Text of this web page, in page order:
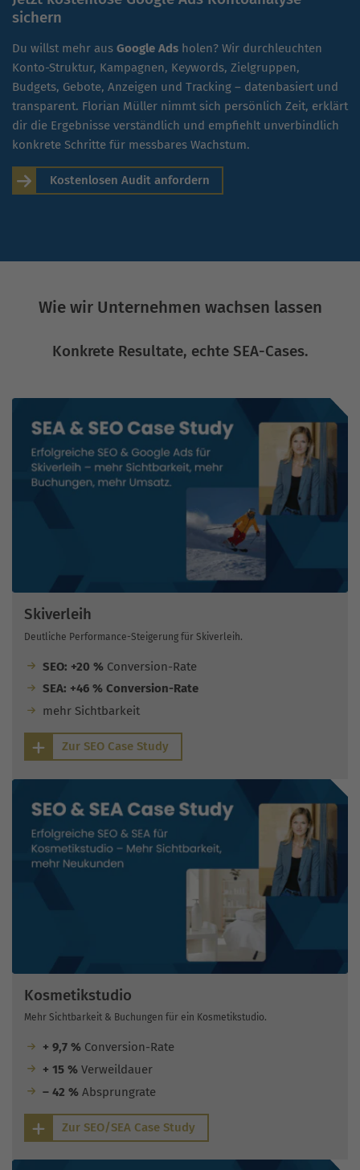
sichern
Du willst mehr aus Google Ads holen? Wir durchleuchten
Konto-Struktur, Kampagnen, Keywords, Zielgruppen,
Budgets, Gebote, Anzeigen und Tracking – datenbasiert und
transparent. Florian Müller nimmt sich persönlich Zeit, erklärt
dir die Ergebnisse verständlich und empfiehlt unverbindlich
konkrete Schritte für messbares Wachstum.
Kostenlosen Audit anfordern
Wie wir Unternehmen wachsen lassen
Konkrete Resultate, echte SEA-Cases.
Skiverleih
Deutliche Performance-Steigerung für Skiverleih.
SEO: +20 % Conversion-Rate
SEA: +46 % Conversion-Rate
mehr Sichtbarkeit
Zur SEO Case Study
Kosmetikstudio
Mehr Sichtbarkeit & Buchungen für ein Kosmetikstudio.
+ 9,7 % Conversion-Rate
+ 15 % Verweildauer
– 42 % Absprungrate
Zur SEO/SEA Case Study